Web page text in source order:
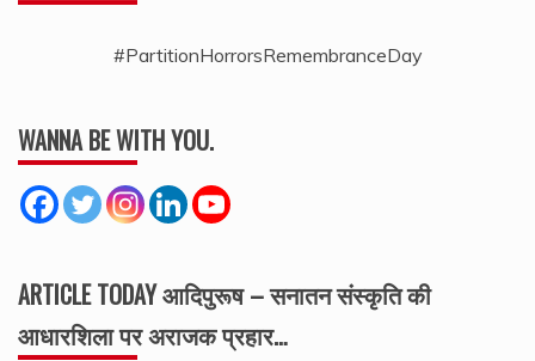
#PartitionHorrorsRemembranceDay
WANNA BE WITH YOU.
ARTICLE TODAY आदिपुरूष – सनातन संस्कृति की
आधारशिला पर अराजक प्रहार…